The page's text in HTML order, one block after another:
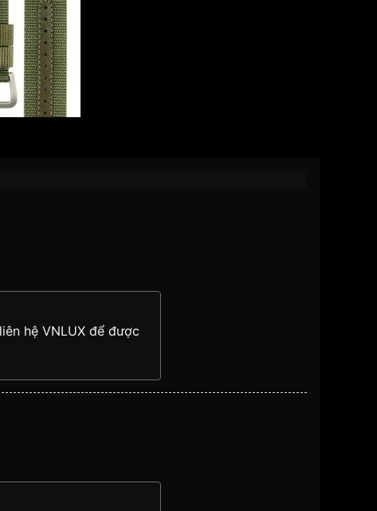
hoạt động chiến tranh. Dây vải được ưa chuộng
trội, mang đến cho người dùng trải nghiệm
hệ VNLUX để được